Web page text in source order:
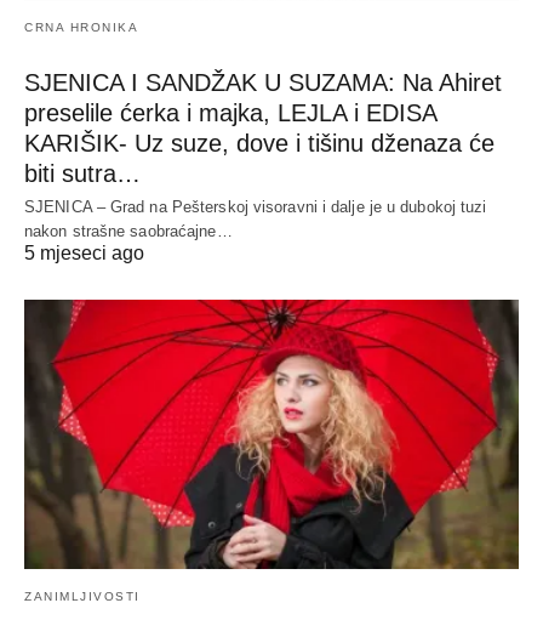
CRNA HRONIKA
SJENICA I SANDŽAK U SUZAMA: Na Ahiret
preselile ćerka i majka, LEJLA i EDISA
KARIŠIK- Uz suze, dove i tišinu dženaza će
biti sutra…
SJENICA – Grad na Pešterskoj visoravni i dalje je u dubokoj tuzi
nakon strašne saobraćajne…
5 mjeseci ago
ZANIMLJIVOSTI